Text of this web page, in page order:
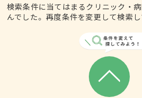
検索条件に当てはまるクリニック・
んでした。再度条件を変更して検索し